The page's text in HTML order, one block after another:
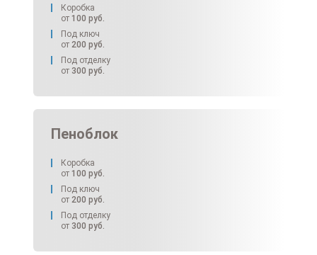
Коробка
от 100 руб.
Под ключ
от 200 руб.
Под отделку
от 300 руб.
Пеноблок
Коробка
от 100 руб.
Под ключ
от 200 руб.
Под отделку
от 300 руб.